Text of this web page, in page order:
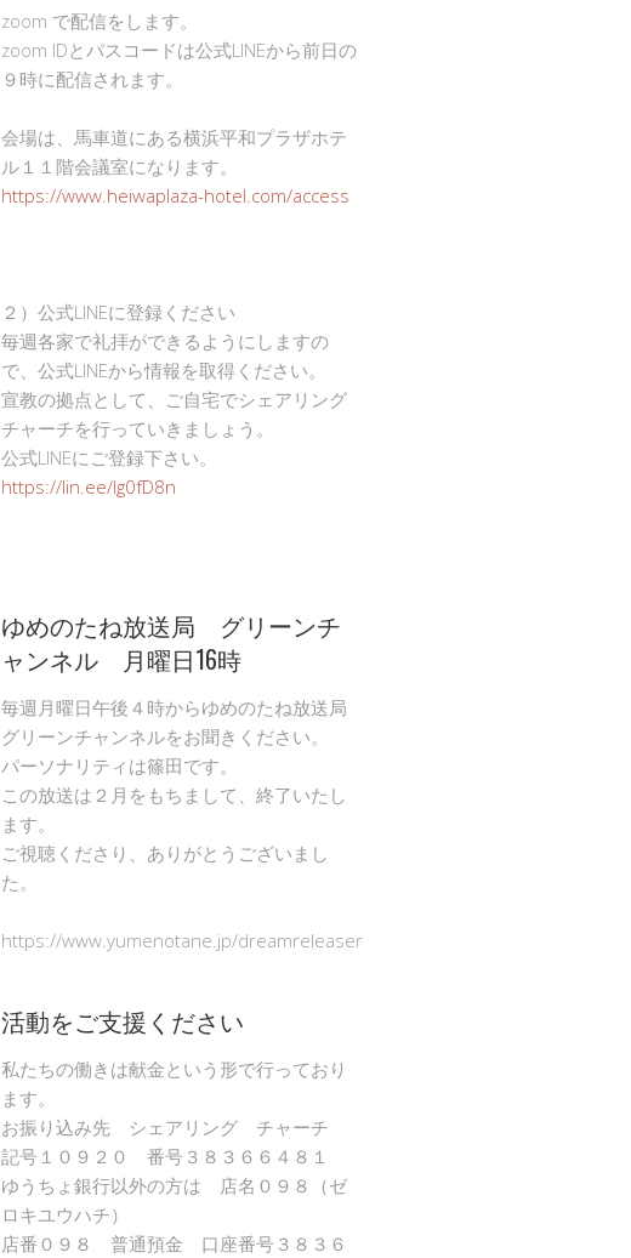
zoom で配信をします。
zoom IDとパスコードは公式LINEから前日の
９時に配信されます。
会場は、馬車道にある横浜平和プラザホテ
ル１１階会議室になります。
https://www.heiwaplaza-hotel.com/access
２）公式LINEに登録ください
毎週各家で礼拝ができるようにしますの
で、公式LINEから情報を取得ください。
宣教の拠点として、ご自宅でシェアリング
チャーチを行っていきましょう。
公式LINEにご登録下さい。
https://lin.ee/Ig0fD8n
ゆめのたね放送局 グリーンチ
ャンネル 月曜日16時
毎週月曜日午後４時からゆめのたね放送局
グリーンチャンネルをお聞きください。
パーソナリティは篠田です。
この放送は２月をもちまして、終了いたし
ます。
ご視聴くださり、ありがとうございまし
た。
https://www.yumenotane.jp/dreamreleaser
活動をご支援ください
私たちの働きは献金という形で行っており
ます。
お振り込み先 シェアリング チャーチ
記号１０９２０ 番号３８３６６４８１
ゆうちょ銀行以外の方は 店名０９８（ゼ
ロキユウハチ）
店番０９８ 普通預金 口座番号３８３６